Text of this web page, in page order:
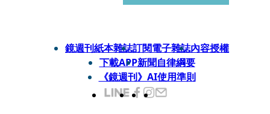
鏡週刊紙本雜誌訂閱電子雜誌內容授權
下載APP新聞自律綱要
《鏡週刊》AI使用準則